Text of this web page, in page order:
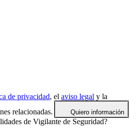
de privacidad, el aviso legal y la
relacionadas.
Quiero información
de Vigilante de Seguridad?